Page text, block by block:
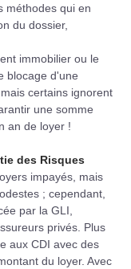
méthodes qui en
du dossier,
immobilier ou le
blocage d'une
certains ignorent
une somme
an de loyer !
des Risques
impayés, mais
; cependant,
par la GLI,
privés. Plus
aux CDI avec des
du loyer. Avec